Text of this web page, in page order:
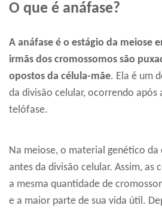
O que é anáfase?
A anáfase é o estágio da meiose
irmãs dos cromossomos são
opostos da célula-mãe. Ela é um
da divisão celular, ocorrendo após
telófase.
Na meiose, o material genético da
antes da divisão celular. Assim, as
a mesma quantidade de
e a maior parte de sua vida útil.